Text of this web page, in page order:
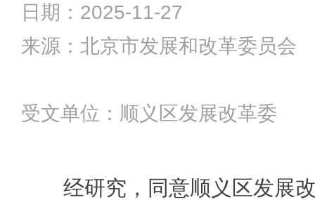
日期：2025-11-27
来源：北京市发展和改革委员会
受文单位：顺义区发展改革委
经研究，同意顺义区发展